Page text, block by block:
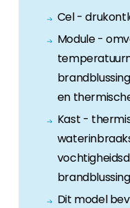
Cel -
Module -
en
Kast -
Dit model